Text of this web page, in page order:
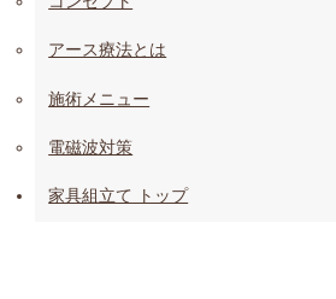
アース療法とは
施術メニュー
電磁波対策
家具組立て トップ